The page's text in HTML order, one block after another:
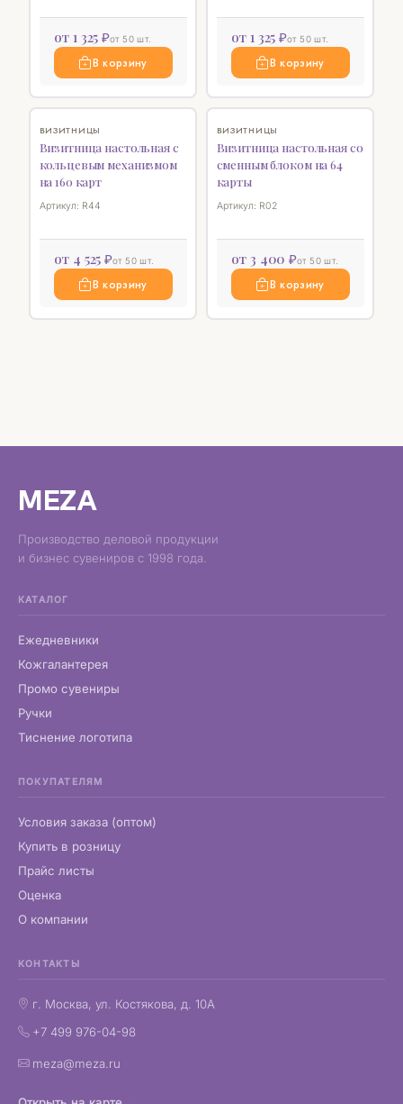
от 1 325 ₽от 50 шт.
В корзину
от 1 325 ₽от 50 шт.
В корзину
ВИЗИТНИЦЫ
Визитница настольная с
кольцевым механизмом
на 160 карт
Артикул: R44
от 4 525 ₽от 50 шт.
В корзину
ВИЗИТНИЦЫ
Визитница настольная со
сменным блоком на 64
карты
Артикул: R02
от 3 400 ₽от 50 шт.
В корзину
MEZA
Производство деловой продукции
и бизнес сувениров с 1998 года.
КАТАЛОГ
Ежедневники
Кожгалантерея
Промо сувениры
Ручки
Тиснение логотипа
ПОКУПАТЕЛЯМ
Условия заказа (оптом)
Купить в розницу
Прайс листы
Оценка
О компании
КОНТАКТЫ
г. Москва, ул. Костякова, д. 10А
+7 499 976-04-98
meza@meza.ru